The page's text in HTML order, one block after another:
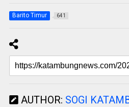
Barito Timur 641
AUTHOR: SOGI